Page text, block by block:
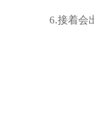
6.接着会